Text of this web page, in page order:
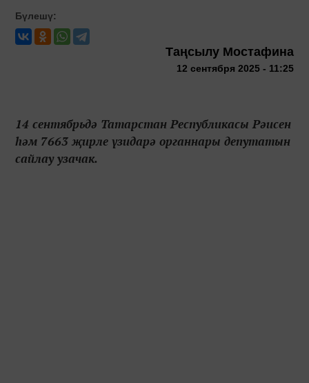
Бүлешү:
Таңсылу Мостафина
12 сентября 2025 - 11:25
14 сентябрьдә Татарстан Республикасы Рәисен
һәм 7663 җирле үзидарә органнары депутатын
сайлау узачак.